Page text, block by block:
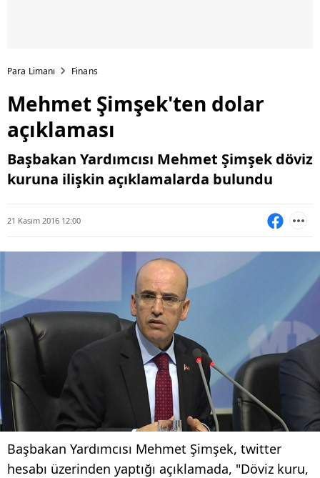
Para Limanı Finans
Mehmet Şimşek'ten dolar
açıklaması
Başbakan Yardımcısı Mehmet Şimşek döviz
kuruna ilişkin açıklamalarda bulundu
21 Kasım 2016 12:00
Başbakan Yardımcısı Mehmet Şimşek, twitter
hesabı üzerinden yaptığı açıklamada, "Döviz kuru,